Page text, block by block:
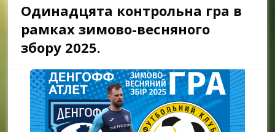
Одинадцята контрольна гра в
рамках зимово-весняного
збору 2025.